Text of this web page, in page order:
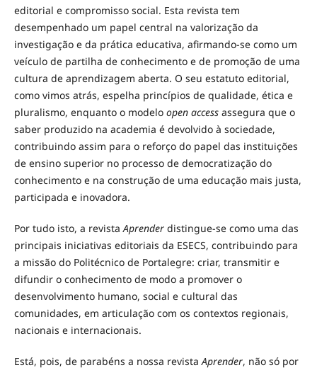
editorial e compromisso social. Esta revista tem
desempenhado um papel central na valorização da
investigação e da prática educativa, afirmando-se como um
veículo de partilha de conhecimento e de promoção de uma
cultura de aprendizagem aberta. O seu estatuto editorial,
como vimos atrás, espelha princípios de qualidade, ética e
pluralismo, enquanto o modelo open accessassegura que o
saber produzido na academia é devolvido à sociedade,
contribuindo assim para o reforço do papel das instituições
de ensino superior no processo de democratização do
conhecimento e na construção de uma educação mais justa,
participada e inovadora.
Por tudo isto, a revista Aprenderdistingue-se como uma das
principais iniciativas editoriais da ESECS, contribuindo para
a missão do Politécnico de Portalegre: criar, transmitir e
difundir o conhecimento de modo a promover o
desenvolvimento humano, social e cultural das
comunidades, em articulação com os contextos regionais,
nacionais e internacionais.
Está, pois, de parabéns a nossa revista Aprender, não só por